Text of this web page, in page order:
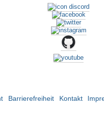
Barrierefreiheit Kontakt